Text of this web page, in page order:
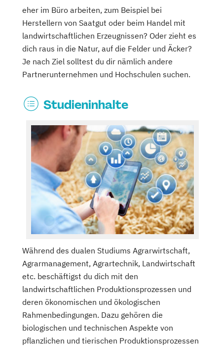
eher im Büro arbeiten, zum Beispiel bei
Herstellern von Saatgut oder beim Handel mit
landwirtschaftlichen Erzeugnissen? Oder zieht es
dich raus in die Natur, auf die Felder und Äcker?
Je nach Ziel solltest du dir nämlich andere
Partnerunternehmen und Hochschulen suchen.
Studieninhalte
Während des dualen Studiums Agrarwirtschaft,
Agrarmanagement, Agrartechnik, Landwirtschaft
etc. beschäftigst du dich mit den
landwirtschaftlichen Produktionsprozessen und
deren ökonomischen und ökologischen
Rahmenbedingungen. Dazu gehören die
biologischen und technischen Aspekte von
pflanzlichen und tierischen Produktionsprozessen